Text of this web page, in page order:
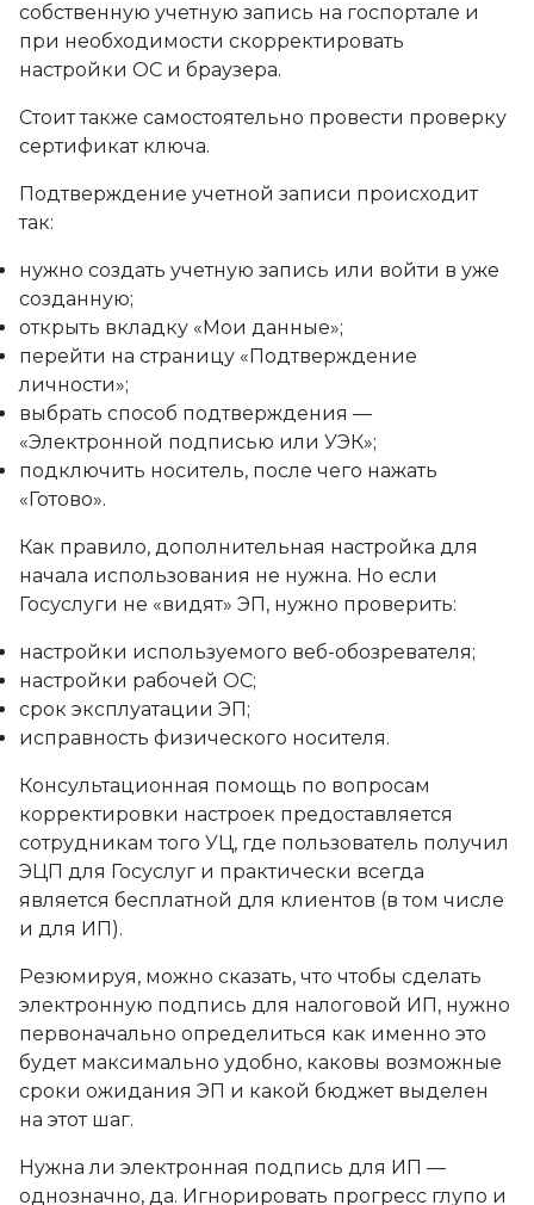
собственную учетную запись на госпортале и
при необходимости скорректировать
настройки ОС и браузера.
Стоит также самостоятельно провести проверку
сертификат ключа.
Подтверждение учетной записи происходит
так:
нужно создать учетную запись или войти в уже
созданную;
открыть вкладку «Мои данные»;
перейти на страницу «Подтверждение
личности»;
выбрать способ подтверждения —
«Электронной подписью или УЭК»;
подключить носитель, после чего нажать
«Готово».
Как правило, дополнительная настройка для
начала использования не нужна. Но если
Госуслуги не «видят» ЭП, нужно проверить:
настройки используемого веб-обозревателя;
настройки рабочей ОС;
срок эксплуатации ЭП;
исправность физического носителя.
Консультационная помощь по вопросам
корректировки настроек предоставляется
сотрудникам того УЦ, где пользователь получил
ЭЦП для Госуслуг и практически всегда
является бесплатной для клиентов (в том числе
и для ИП).
Резюмируя, можно сказать, что чтобы сделать
электронную подпись для налоговой ИП, нужно
первоначально определиться как именно это
будет максимально удобно, каковы возможные
сроки ожидания ЭП и какой бюджет выделен
на этот шаг.
Нужна ли электронная подпись для ИП —
однозначно, да. Игнорировать прогресс глупо и